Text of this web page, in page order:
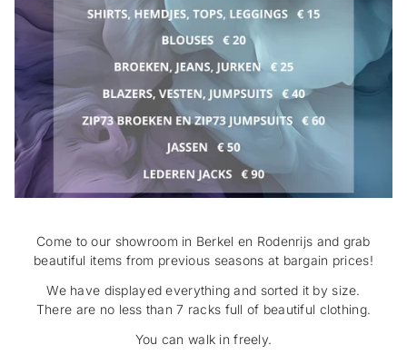
Come to our showroom in Berkel en Rodenrijs and grab
beautiful items from previous seasons at bargain prices!
We have displayed everything and sorted it by size.
There are no less than 7 racks full of beautiful clothing.
You can walk in freely.